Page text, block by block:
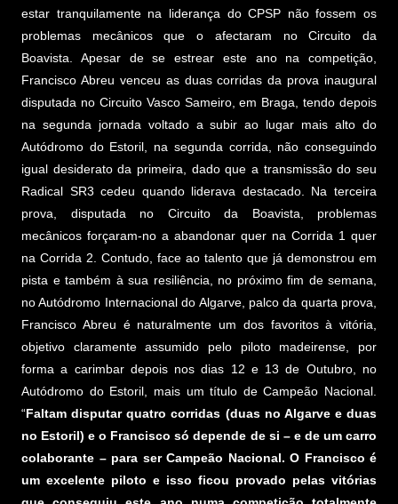
estar tranquilamente na liderança do CPSP não fossem os
problemas mecânicos que o afectaram no Circuito da
Boavista. Apesar de se estrear este ano na competição,
Francisco Abreu venceu as duas corridas da prova inaugural
disputada no Circuito Vasco Sameiro, em Braga, tendo depois
na segunda jornada voltado a subir ao lugar mais alto do
Autódromo do Estoril, na segunda corrida, não conseguindo
igual desiderato da primeira, dado que a transmissão do seu
Radical SR3 cedeu quando liderava destacado. Na terceira
prova, disputada no Circuito da Boavista, problemas
mecânicos forçaram-no a abandonar quer na Corrida 1 quer
na Corrida 2. Contudo, face ao talento que já demonstrou em
pista e também à sua resiliência, no próximo fim de semana,
no Autódromo Internacional do Algarve, palco da quarta prova,
Francisco Abreu é naturalmente um dos favoritos à vitória,
objetivo claramente assumido pelo piloto madeirense, por
forma a carimbar depois nos dias 12 e 13 de Outubro, no
Autódromo do Estoril, mais um título de Campeão Nacional.
“Faltam disputar quatro corridas (duas no Algarve e duas
no Estoril) e o Francisco só depende de si – e de um carro
colaborante – para ser Campeão Nacional. O Francisco é
um excelente piloto e isso ficou provado pelas vitórias